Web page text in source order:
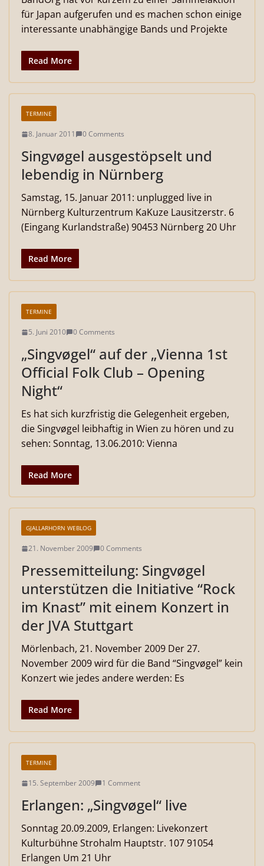
für Japan aufgerufen und es machen schon einige
interessante unabhängige Bands und Projekte
Read More
TERMINE
8. Januar 2011 0 Comments
Singvøgel ausgestöpselt und
lebendig in Nürnberg
Samstag, 15. Januar 2011: unplugged live in
Nürnberg Kulturzentrum KaKuze Lausitzerstr. 6
(Eingang Kurlandstraße) 90453 Nürnberg 20 Uhr
Read More
TERMINE
5. Juni 2010 0 Comments
„Singvøgel“ auf der „Vienna 1st
Official Folk Club – Opening
Night“
Es hat sich kurzfristig die Gelegenheit ergeben,
die Singvøgel leibhaftig in Wien zu hören und zu
sehen: Sonntag, 13.06.2010: Vienna
Read More
GJALLARHORN WEBLOG
21. November 2009 0 Comments
Pressemitteilung: Singvøgel
unterstützen die Initiative “Rock
im Knast” mit einem Konzert in
der JVA Stuttgart
Mörlenbach, 21. November 2009 Der 27.
November 2009 wird für die Band “Singvøgel” kein
Konzert wie jedes andere werden: Es
Read More
TERMINE
15. September 2009 1 Comment
Erlangen: „Singvøgel“ live
Sonntag 20.09.2009, Erlangen: Livekonzert
Kulturbühne Strohalm Hauptstr. 107 91054
Erlangen Um 21 Uhr